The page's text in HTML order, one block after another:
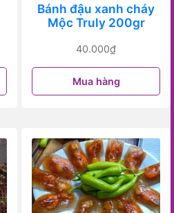
Bánh đậu xanh cháy
Mộc Truly 200gr
40.000₫
Mua hàng